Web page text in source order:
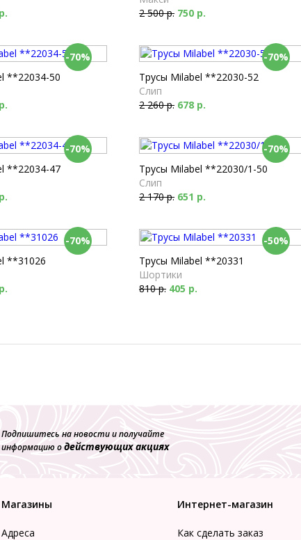
2 500 р. 750 р.
-70%
**22034-50
-70%
Трусы Milabel **22030-52
Слип
2 260 р. 678 р.
-70%
**22034-47
-70%
Трусы Milabel **22030/1-50
Слип
2 170 р. 651 р.
-70%
**31026
-50%
Трусы Milabel **20331
Шортики
810 р. 405 р.
Подпишитесь на новости и получайте
информацию одействующих акциях
Магазины
Адреса
Интернет-магазин
Как сделать заказ